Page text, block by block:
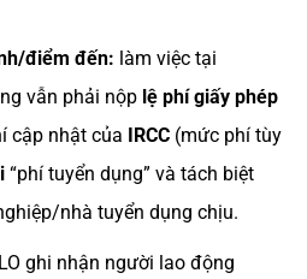
điểm đến: làm việc tại
vẫn phải nộp lệ phí giấy phép
cập nhật của IRCC(mức phí tùy
“phí tuyển dụng” và tách biệt
nhà tuyển dụng chịu.
ghi nhận người lao động